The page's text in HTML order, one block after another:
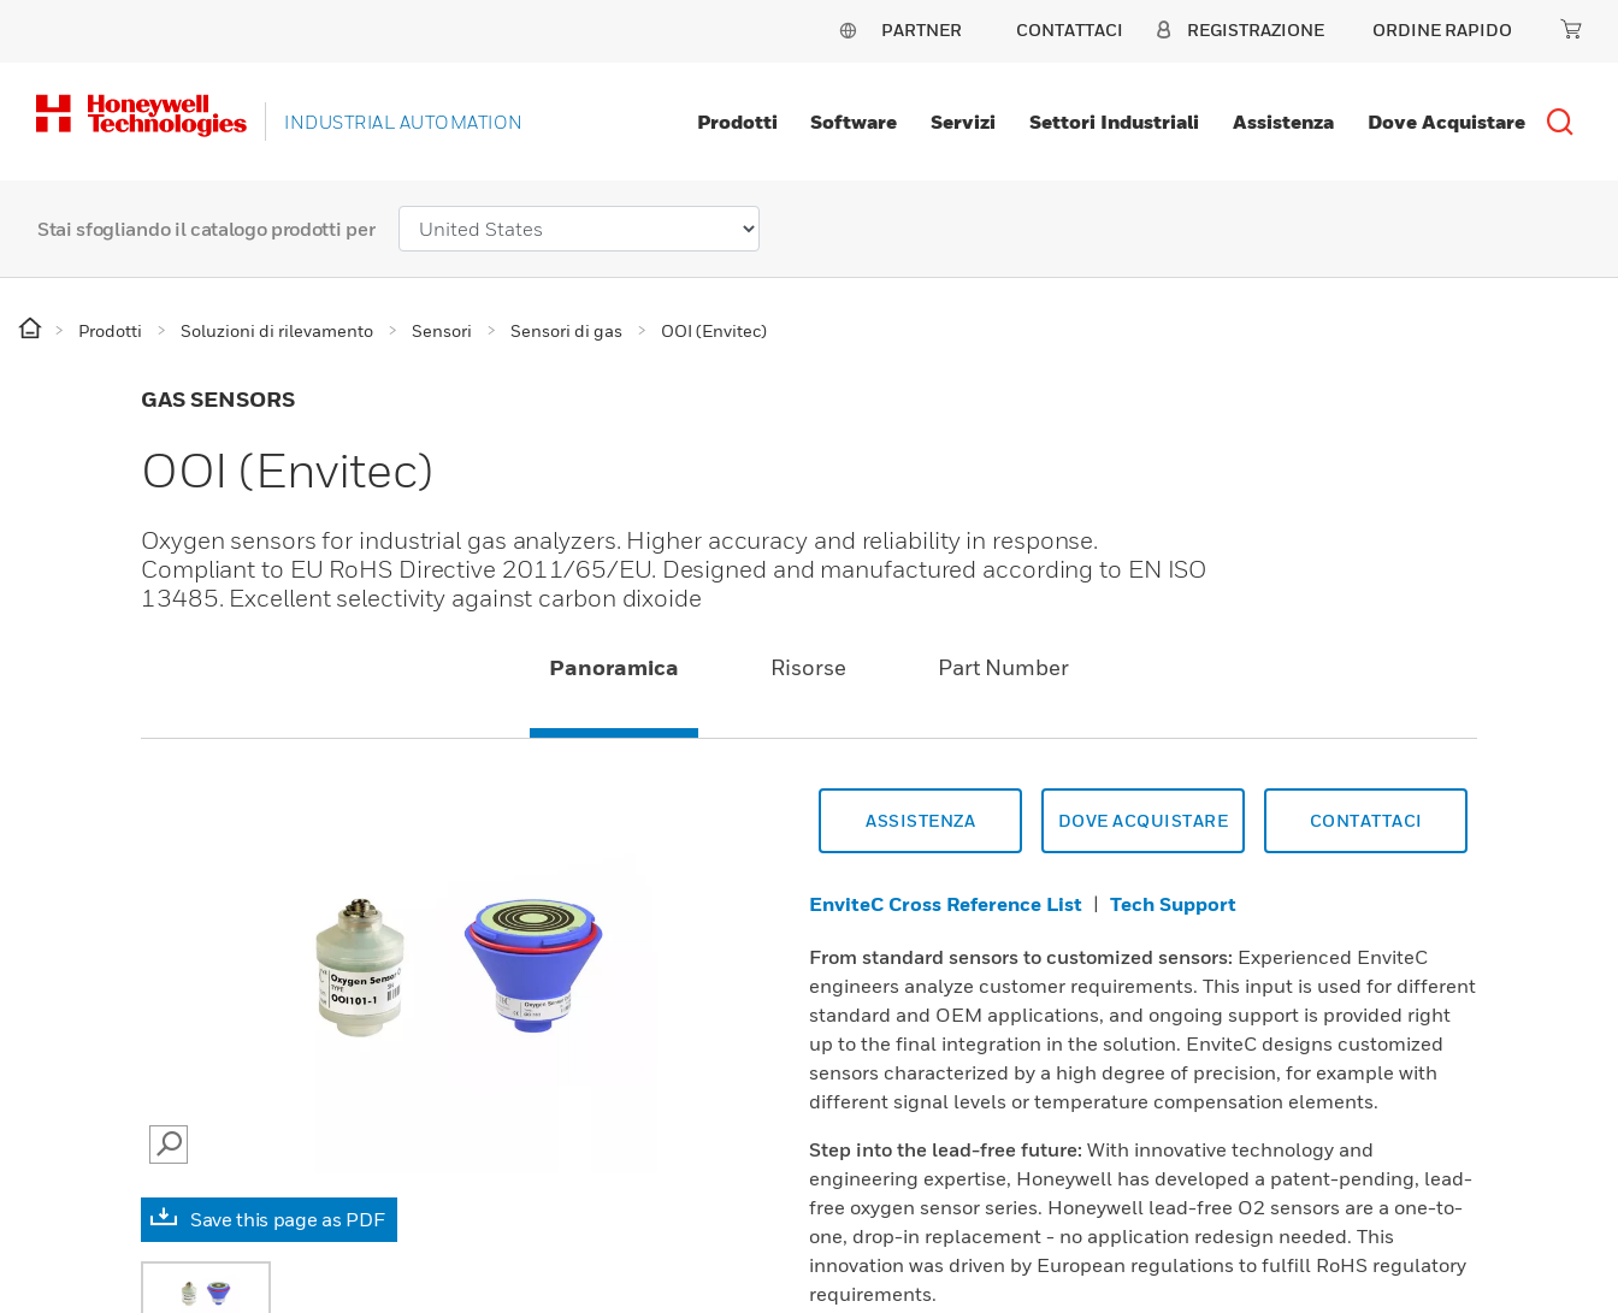
PARTNER CONTATTACI REGISTRAZIONE ORDINE RAPIDO
INDUSTRIAL AUTOMATION Prodotti Software Servizi Settori Industriali Assistenza Dove Acquistare
Stai sfogliando il catalogo prodotti per
Prodotti Soluzioni di rilevamento Sensori Sensori di gas OOI (Envitec)
GAS SENSORS
OOI (Envitec)
Oxygen sensors for industrial gas analyzers. Higher accuracy and reliability in response.
Compliant to EU RoHS Directive 2011/65/EU. Designed and manufactured according to EN ISO
13485. Excellent selectivity against carbon dixoide
Panoramica Risorse Part Number
SEARCH
Save this page as PDF
ASSISTENZA DOVE ACQUISTARE CONTATTACI
EnviteC Cross Reference List | Tech Support
From standard sensors to customized sensors: Experienced EnviteC
engineers analyze customer requirements. This input is used for different
standard and OEM applications, and ongoing support is provided right
up to the final integration in the solution. EnviteC designs customized
sensors characterized by a high degree of precision, for example with
different signal levels or temperature compensation elements.
Step into the lead-free future: With innovative technology and
engineering expertise, Honeywell has developed a patent-pending, lead-
free oxygen sensor series. Honeywell lead-free O2 sensors are a one-to-
one, drop-in replacement - no application redesign needed. This
innovation was driven by European regulations to fulfill RoHS regulatory
requirements.